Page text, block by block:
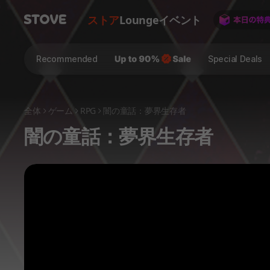
ストアLoungeイベント
Recommended Special Deals
全体 ゲーム RPG 闇の童話：夢界生存者
闇の童話：夢界生存者